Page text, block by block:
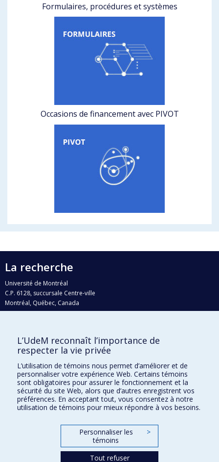
Formulaires, procédures et systèmes
Occasions de financement avec PIVOT
La recherche
Université de Montréal
C.P. 6128, succursale Centre-ville
Montréal, Québec, Canada
H3C 3J7
Qui fait quoi?
Nous trouver
Plan du site
Accessibilité
L’UdeM reconnaît l’importance de
respecter la vie privée
L’utilisation de témoins nous permet d’améliorer et de
personnaliser votre expérience Web. Certains témoins
sont obligatoires pour assurer le fonctionnement et la
sécurité du site Web, alors que d’autres enregistrent vos
préférences. En acceptant tout, vous consentez à notre
utilisation de témoins pour mieux répondre à vos besoins.
Personnaliser les
témoins
>
Tout refuser